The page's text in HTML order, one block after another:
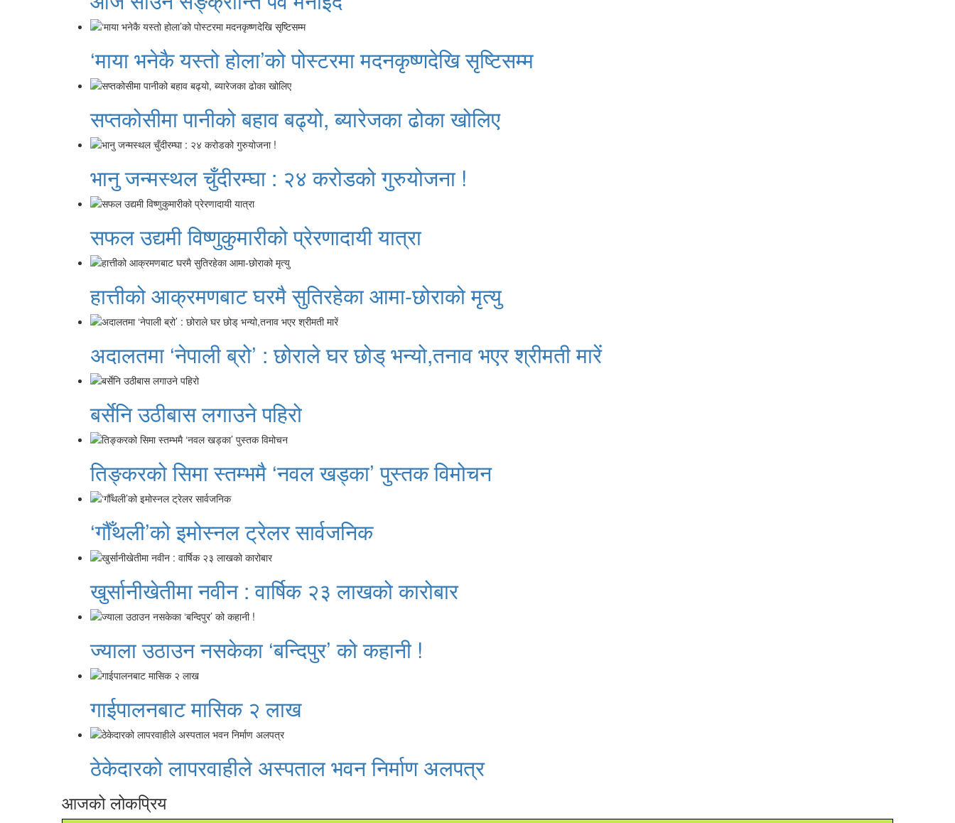
‘माया भनेकै यस्तो होला’को पोस्टरमा मदनकृष्णदेखि सृष्टिसम्म
सप्तकोसीमा पानीको बहाव बढ्यो, ब्यारेजका ढोका खोलिए
भानु जन्मस्थल चुँदीरम्घा : २४ करोडको गुरुयोजना !
सफल उद्यमी विष्णुकुमारीको प्रेरणादायी यात्रा
हात्तीको आक्रमणबाट घरमै सुतिरहेका आमा-छोराको मृत्यु
अदालतमा ‘नेपाली ब्रो’ : छोराले घर छोड् भन्यो,तनाव भएर श्रीमती मारें
बर्सेनि उठीबास लगाउने पहिरो
तिङ्करको सिमा स्तम्भमै ‘नवल खड्का’ पुस्तक विमोचन
‘गौँथली’को इमोस्नल ट्रेलर सार्वजनिक
खुर्सानीखेतीमा नवीन : वार्षिक २३ लाखको कारोबार
ज्याला उठाउन नसकेका ‘बन्दिपुर’ को कहानी !
गाईपालनबाट मासिक २ लाख
ठेकेदारको लापरवाहीले अस्पताल भवन निर्माण अलपत्र
आजको लोकप्रिय